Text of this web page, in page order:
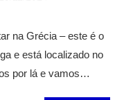
na Grécia – este é o
e está localizado no
por lá e vamos…